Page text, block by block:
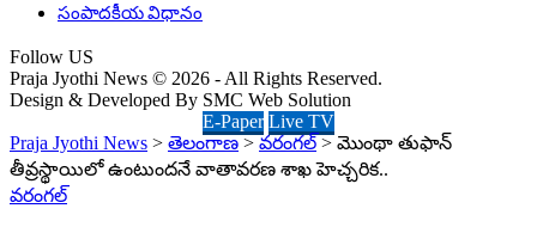
సంపాదకీయ విధానం
Follow US
Praja Jyothi News © 2026 - All Rights Reserved.
Design & Developed By SMC Web Solution
E-Paper Live TV
Praja Jyothi News > తెలంగాణ > వరంగల్ > మొంథా తుఫాన్
తీవ్రస్థాయిలో ఉంటుందనే వాతావరణ శాఖ హెచ్చరిక..
వరంగల్